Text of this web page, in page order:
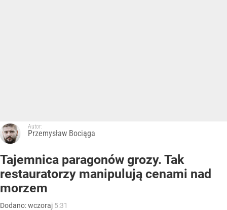
Autor:
Przemysław Bociąga
Tajemnica paragonów grozy. Tak
restauratorzy manipulują cenami nad
morzem
Dodano:wczoraj 5:31